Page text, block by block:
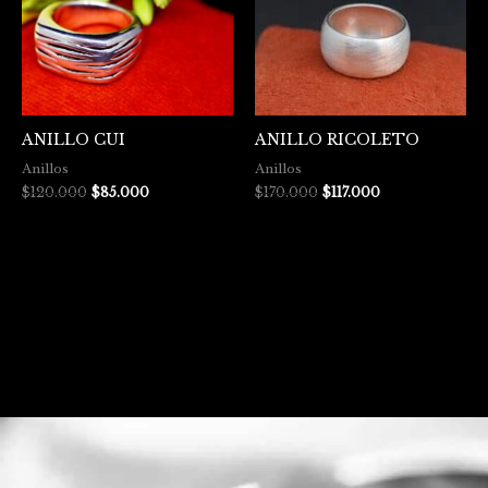
ANILLO CUI
Anillos
$120.000 $85.000
ANILLO RICOLETO
Anillos
$170.000 $117.000